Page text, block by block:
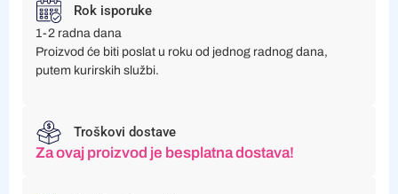
Rok isporuke
1-2 radna dana
Proizvod će biti poslat u roku od jednog radnog dana,
putem kurirskih službi.
Troškovi dostave
Za ovaj proizvod je besplatna dostava!